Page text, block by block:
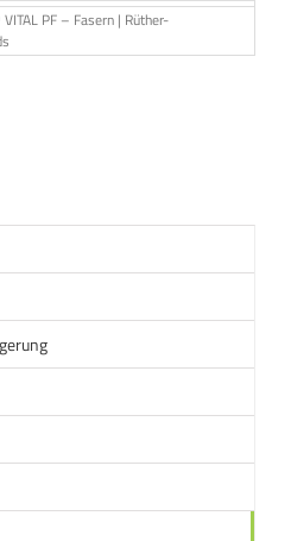
VITAL PF – Fasern | Rüther-